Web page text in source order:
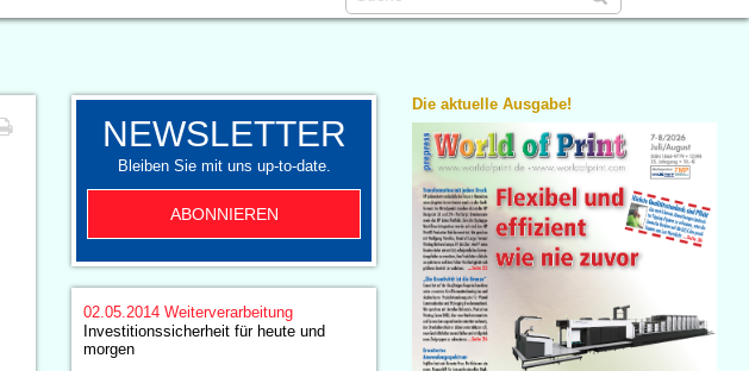
NEWSLETTER
Bleiben Sie mit uns up-to-date.
ABONNIEREN
02.05.2014 Weiterverarbeitung
Investitionssicherheit für heute und
morgen
Die aktuelle Ausgabe!